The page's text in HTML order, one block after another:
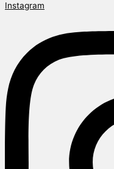
Instagram